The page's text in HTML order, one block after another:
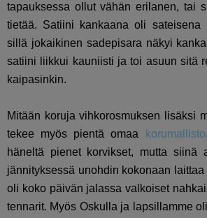
tapauksessa ollut vähän erilanen, tai
tietää. Satiini kankaana oli sateisena
sillä jokaikinen sadepisara näkyi
satiini liikkui kauniisti ja toi asuun sitä
kaipasinkin.
Mitään koruja vihkorosmuksen lisäksi
tekee myös pientä omaa
häneltä pienet korvikset, mutta siinä
jännityksessä unohdin kokonaan
oli koko päivän jalassa valkoiset
tennarit. Myös Oskulla ja lapsillamme